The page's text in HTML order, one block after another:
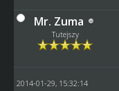
Mr. Zuma
Tutejszy
2014-01-29, 15:32:14